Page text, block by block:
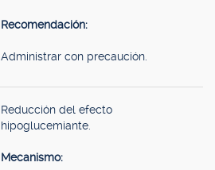
Recomendación:
Administrar con precaución.
Reducción del efecto
hipoglucemiante.
Mecanismo: